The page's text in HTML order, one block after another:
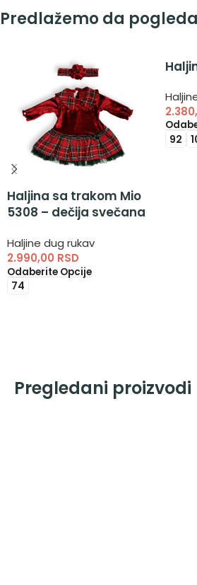
Predlažemo da
Haljina sa trakom Mio
5308 – dečija svečana
Haljine dug rukav
2.990,00 RSD
Odaberite Opcije
74
92
Pregledani proizvodi